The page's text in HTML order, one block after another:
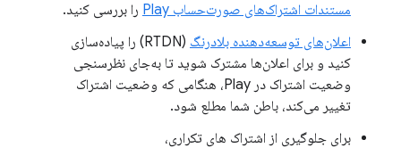
مستندات اشتراک‌های صورت‌حساب Play
را بررسی کنید.
اعلان‌های توسعه‌دهنده بلادرنگ
(RTDN) را پیاده‌سازی
کنید و برای اعلان‌ها مشترک شوید تا به‌جای نظرسنجی
وضعیت اشتراک در Play، هنگامی که وضعیت اشتراک
تغییر می‌کند، باطن شما مطلع شود.
برای جلوگیری از اشتراک های تکراری،